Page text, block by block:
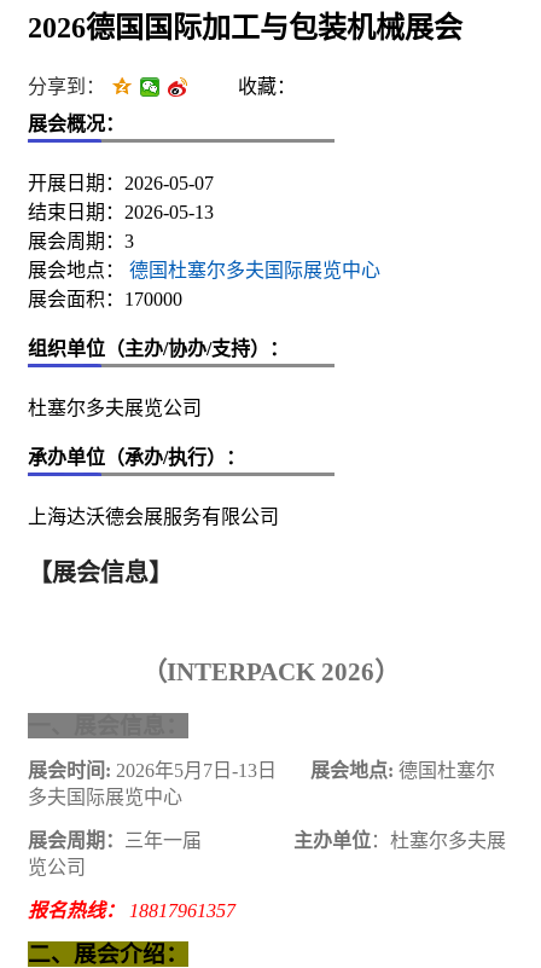
2026德国国际加工与包装机械展会
分享到：
收藏：
展会概况：
开展日期：2026-05-07
结束日期：2026-05-13
展会周期：3
展会地点：
德国杜塞尔多夫国际展览中心
展会面积：170000
组织单位（主办/协办/支持）：
杜塞尔多夫展览公司
承办单位（承办/执行）：
上海达沃德会展服务有限公司
【展会信息】
（INTERPACK 2026）
展会时间 : 2026年5月7日-13日 展会地点: 德国杜塞尔
多夫国际展览中心
展会周期： 三年一届 主办单位：杜塞尔多夫展
览公司
报名热线： 18817961357
二、展会介绍：